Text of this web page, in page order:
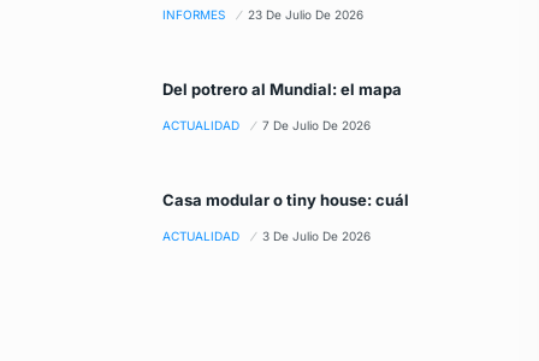
INFORMES 23 De Julio De 2026
Del potrero al Mundial: el mapa
ACTUALIDAD 7 De Julio De 2026
Casa modular o tiny house: cuál
ACTUALIDAD 3 De Julio De 2026